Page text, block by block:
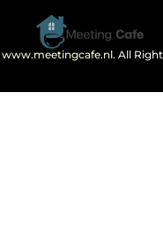
www.meetingcafe.nl. All